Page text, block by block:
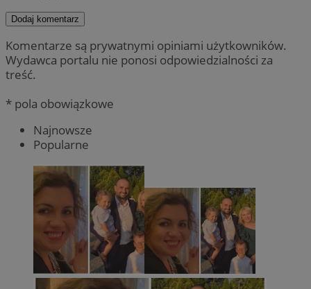
Dodaj komentarz
Komentarze są prywatnymi opiniami użytkowników.
Wydawca portalu nie ponosi odpowiedzialności za
treść.
* pola obowiązkowe
Najnowsze
Popularne